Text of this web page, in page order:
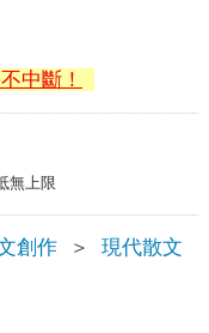
中斷！
無上限
創作 ＞ 現代散文